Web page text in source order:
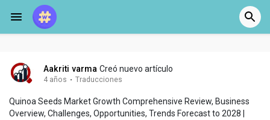
Aakriti varma Creó nuevo artículo
4 años · Traducciones
Quinoa Seeds Market Growth Comprehensive Review, Business
Overview, Challenges, Opportunities, Trends Forecast to 2028 |